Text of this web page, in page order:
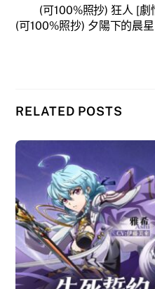
(可100%照抄) 狂人 [
(可100%照抄) 夕陽下的晨
RELATED POSTS